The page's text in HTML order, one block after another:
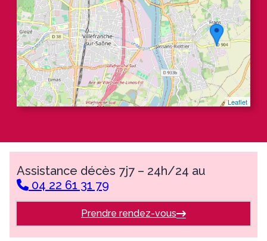
Leaflet
Assistance décès 7j7 – 24h/24 au
04 22 61 31 79
Prendre rendez-vous